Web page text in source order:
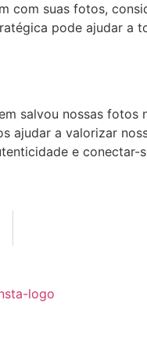
com suas fotos,‍
‍pode ajudar a
salvou nossas
a valorizar
e